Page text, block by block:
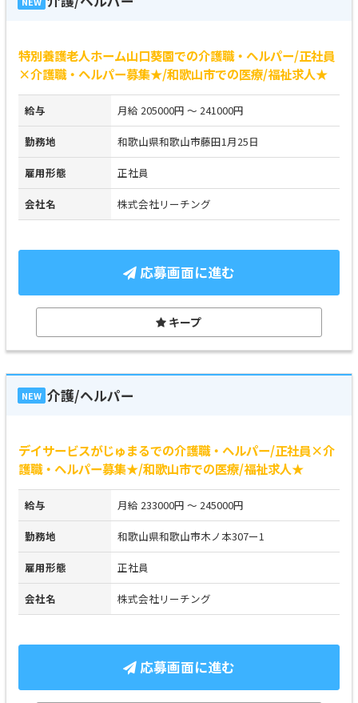
特別養護老人ホーム山口葵園での介護職・ヘルパー/正社員
×介護職・ヘルパー募集★/和歌山市での医療/福祉求人★
給与 月給 205000円 ～ 241000円
勤務地 和歌山県和歌山市藤田1月25日
雇用形態 正社員
会社名 株式会社リーチング
応募画面に進む
キープ
NEW 介護/ヘルパー
デイサービスがじゅまるでの介護職・ヘルパー/正社員×介
護職・ヘルパー募集★/和歌山市での医療/福祉求人★
給与 月給 233000円 ～ 245000円
勤務地 和歌山県和歌山市木ノ本307ー1
雇用形態 正社員
会社名 株式会社リーチング
応募画面に進む